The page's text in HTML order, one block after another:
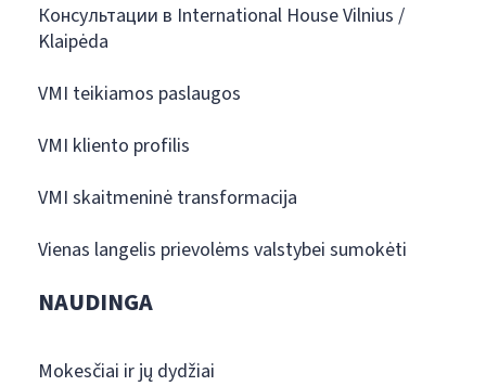
Консультации в International House Vilnius /
Klaipėda
VMI teikiamos paslaugos
VMI kliento profilis
VMI skaitmeninė transformacija
Vienas langelis prievolėms valstybei sumokėti
NAUDINGA
Mokesčiai ir jų dydžiai